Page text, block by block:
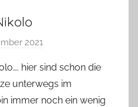
2021
n
G
hier sind schon die
unterwegs im
immer noch ein wenig